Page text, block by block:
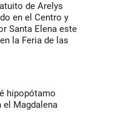
de Arelys
en el Centro y
Santa Elena este
la Feria de las
hipopótamo
el Magdalena